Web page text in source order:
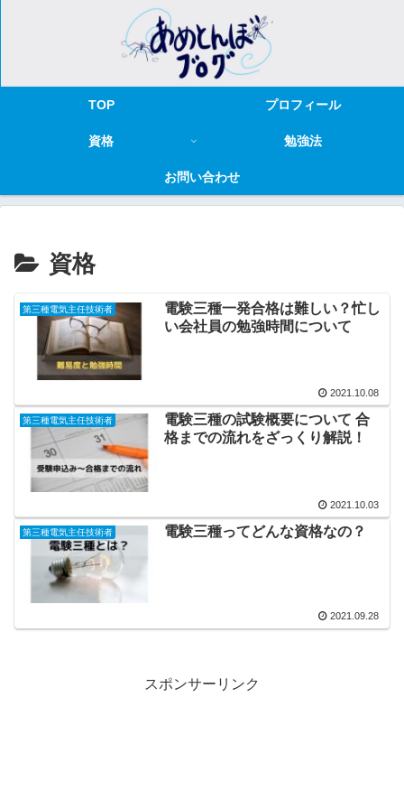
TOP プロフィール
資格 勉強法
お問い合わせ
資格
第三種電気主任技術者
電験三種一発合格は難しい？忙し
い会社員の勉強時間について
2021.10.08
第三種電気主任技術者
電験三種の試験概要について 合
格までの流れをざっくり解説！
2021.10.03
第三種電気主任技術者 電験三種ってどんな資格なの？
2021.09.28
スポンサーリンク